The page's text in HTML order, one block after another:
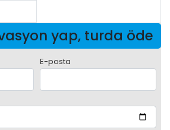
yap, turda öde
E-posta